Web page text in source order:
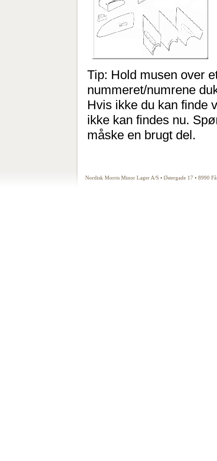
Tip: Hold musen over
nummeret/numrene
Hvis ikke du kan finde
ikke kan findes nu.
måske en brugt del.
Nordisk Morris Minor Lager A/S • Østergade 17 • 8990